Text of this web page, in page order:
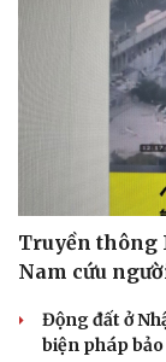
Doanh nghiệp
Thông tin doanh
Doanh nghiệp 24h
Vì cộng đồng
Truyền thông
Nam cứu
Động đất ở
biện pháp